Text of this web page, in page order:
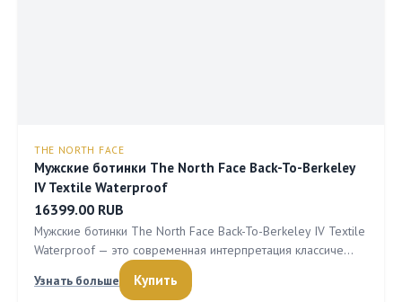
THE NORTH FACE
Мужские ботинки The North Face Back-To-Berkeley
IV Textile Waterproof
16399.00 RUB
Мужские ботинки The North Face Back-To-Berkeley IV Textile
Waterproof — это современная интерпретация классиче…
Узнать больше
Купить